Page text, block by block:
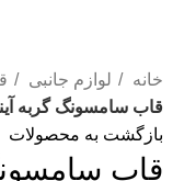
خانه
لوازم جانبی
قاب سامسونگ گربه
بازگشت به محصولات
قاب